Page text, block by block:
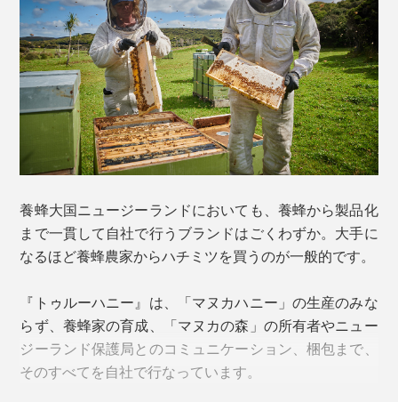
食べてみると、千歳飴に似た、素朴な甘さ。薬臭さはな
く、苦味はごくほんのり感じる程度。ベタついたり、く
どい甘さがなく、さっぱりとして後に残りません。
含有量が同レベルの商品と比べると、「マヌカロゼン
ジ」は溶けにくいのが特徴ですが、直射日光に長時間当
たることのないよう、なるべく涼しい場所で保管してく
ださい。
『トゥルーハニー』の「マヌカハニー」は、厳しい検査
をクリアした「モノフローラル（単一の花）」品質。マ
ヌカ以外の花蜜は、ほぼ混じっていません。
それは、ミツバチの行動半径2〜3kmに咲く花が“ほぼマ
ヌカだけ”という場所に、巣箱を置いているということ
を意味します。その広さ、約12km2以上！
「UMF（ユニーク・マヌカ・ファクター）」
「UMF」とは、「マヌカハニー」の抗菌力を医療用消
毒液であるフェノール液と比較し、それを数値化したも
の。
養蜂大国ニュージーランドにおいても、養蜂から製品化
まで一貫して自社で行うブランドはごくわずか。大手に
なるほど養蜂農家からハチミツを買うのが一般的です。
『トゥルーハニー』は、「マヌカハニー」の生産のみな
らず、養蜂家の育成、「マヌカの森」の所有者やニュー
ジーランド保護局とのコミュニケーション、梱包まで、
そのすべてを自社で行なっています。